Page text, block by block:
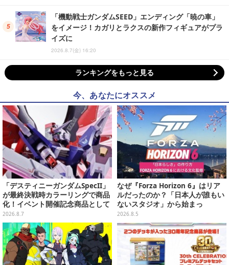
「機動戦士ガンダムSEED」エンディング「暁の車」
をイメージ！カガリとラクスの新作フィギュアがプラ
イズに
2026.8.7(金) 16:20
ランキングをもっと見る
今、あなたにオススメ
「デスティニーガンダムSpecII」
が最終決戦時カラーリングで商品
化！イベント開催記念商品として
METAL ROBOT魂に新登場
2026.8.7
なぜ『Forza Horizon 6』はリア
ルだったのか？「日本人が誰もい
ないスタジオ」から始まっ
た、“生活感のある日本"の作り方
【CEDEC2026】
2026.8.5